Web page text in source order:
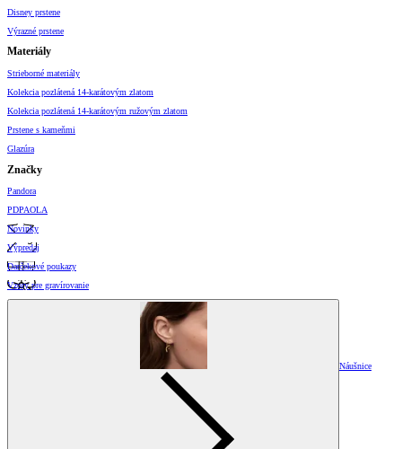
Disney prstene
Výrazné prstene
Materiály
Strieborné materiály
Kolekcia pozlátená 14-karátovým zlatom
Kolekcia pozlátená 14-karátovým ružovým zlatom
Prstene s kameňmi
Glazúra
Značky
Pandora
PDPAOLA
Novinky
Výpredaj
Darčekové poukazy
Vzory pre gravírovanie
Náušnice